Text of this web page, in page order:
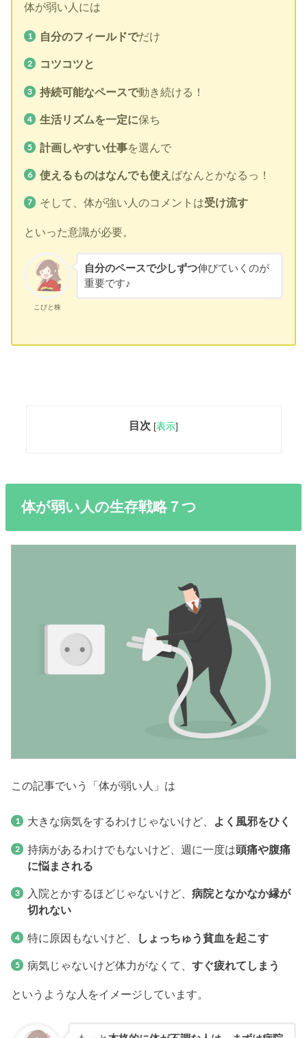
体が弱い人には
自分のフィールドでだけ
コツコツと
持続可能なペースで動き続ける！
生活リズムを一定に保ち
計画しやすい仕事を選んで
使えるものはなんでも使え ばなんとかなるっ！
そして、体が強い人のコメントは受け流す
といった意識が必要。
こびと株
自分のペースで少しずつ伸びていくのが
重要です♪
目次 [表示]
体が弱い人の生存戦略７つ
この記事でいう「体が弱い人」は
大きな病気をするわけじゃないけど、 よく風邪をひく
持病があるわけでもないけど、週に一度は頭痛や腹痛
に悩まされる
入院とかするほどじゃないけど、 病院となかなか縁が
切れない
特に原因もないけど、 しょっちゅう貧血を起こす
病気じゃないけど体力がなくて、 すぐ疲れてしまう
というような人をイメージしています。